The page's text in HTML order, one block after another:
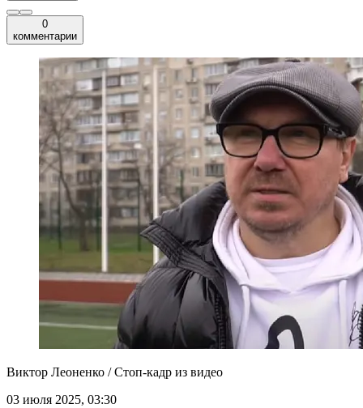
0
комментарии
Виктор Леоненко / Стоп-кадр из видео
03 июля 2025, 03:30